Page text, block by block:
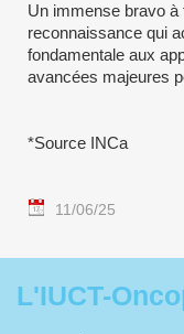
Un immense bravo
reconnaissance qui
fondamentale aux
avancées majeures
*Source INCa
11/06/25
L'IUCT-